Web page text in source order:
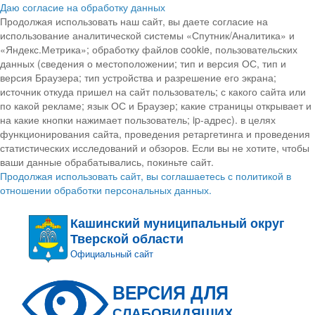
Даю согласие на обработку данных
Продолжая использовать наш сайт, вы даете согласие на
использование аналитической системы «Спутник/Аналитика» и
«Яндекс.Метрика»; обработку файлов cookie, пользовательских
данных (сведения о местоположении; тип и версия ОС, тип и
версия Браузера; тип устройства и разрешение его экрана;
источник откуда пришел на сайт пользователь; с какого сайта или
по какой рекламе; язык ОС и Браузер; какие страницы открывает и
на какие кнопки нажимает пользователь; ip-адрес). в целях
функционирования сайта, проведения ретаргетинга и проведения
статистических исследований и обзоров. Если вы не хотите, чтобы
ваши данные обрабатывались, покиньте сайт.
Продолжая использовать сайт, вы соглашаетесь с политикой в
отношении обработки персональных данных.